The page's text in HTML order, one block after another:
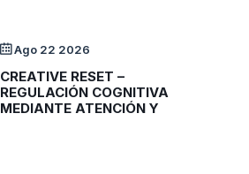
Ago 22 2026
CREATIVE RESET –
REGULACIÓN COGNITIVA
MEDIANTE ATENCIÓN Y